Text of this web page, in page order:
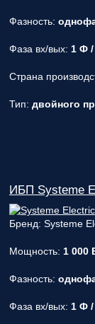
Фазность:
Фаза вх/вых: 1 Ф
Страна
Тип: двойного
ИБП Systeme
Бренд: Systeme
Мощность: 1 000
Фазность:
Фаза вх/вых: 1 Ф